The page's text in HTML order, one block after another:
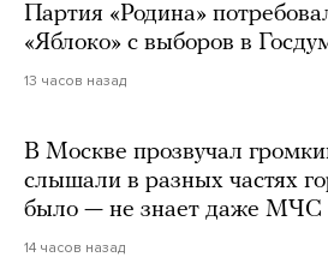
Партия «Родина»
«Яблоко» с выборов в
13 часов назад
В Москве прозвучал
слышали в разных частях
было — не знает даже МЧС
14 часов назад